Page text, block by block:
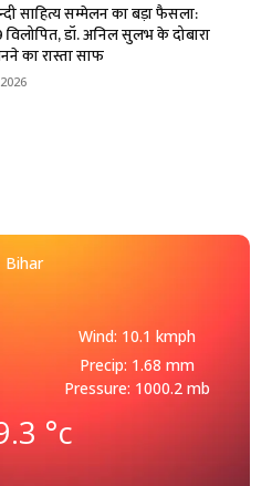
साहित्य सम्मेलन का बड़ा फैसला:
विलोपित, डॉ. अनिल सुलभ के दोबारा
का रास्ता साफ
Bihar
Wind: 10.1 kmph
Precip: 1.68 mm
Pressure: 1000.2 mb
°c